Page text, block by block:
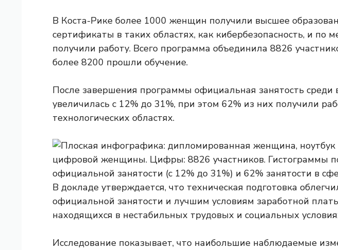
В Коста-Рике более 1000 женщин получили высшее
сертификаты в таких областях, как кибербезопасность, и по
получили работу. Всего программа объединила 8826
более 8200 прошли обучение.
После завершения программы официальная занятость среди
увеличилась с 12% до 31%, при этом 62% из них получили
технологических областях.
В докладе утверждается, что техническая подготовка
официальной занятости и лучшим условиям заработной
находящихся в нестабильных трудовых и социальных
Исследование показывает, что наибольшие наблюдаемые